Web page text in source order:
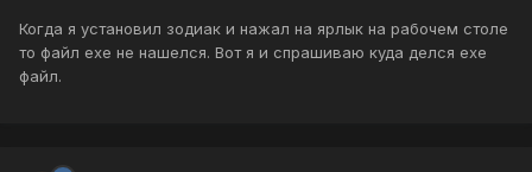
Когда я установил зодиак и нажал на ярлык на рабочем столе
то файл exe не нашелся. Вот я и спрашиваю куда делся exe
файл.